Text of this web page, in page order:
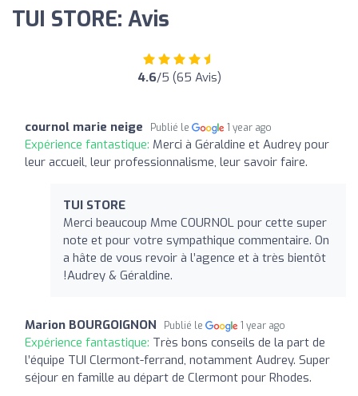
TUI STORE: Avis
4.6/5 (65 Avis)
cournol marie neige Publié le 1 year ago
Expérience fantastique: Merci à Géraldine et Audrey pour
leur accueil, leur professionnalisme, leur savoir faire.
TUI STORE
Merci beaucoup Mme COURNOL pour cette super
note et pour votre sympathique commentaire. On
a hâte de vous revoir à l’agence et à très bientôt
!Audrey & Géraldine.
Marion BOURGOIGNON Publié le 1 year ago
Expérience fantastique: Très bons conseils de la part de
l’équipe TUI Clermont-ferrand, notamment Audrey. Super
séjour en famille au départ de Clermont pour Rhodes.